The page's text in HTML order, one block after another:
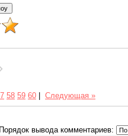
58 59 60 Следующая »
Порядок вывода комментариев: